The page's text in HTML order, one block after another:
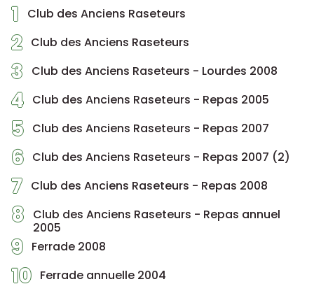
1 Club des Anciens Raseteurs
2 Club des Anciens Raseteurs
3 Club des Anciens Raseteurs - Lourdes 2008
4 Club des Anciens Raseteurs - Repas 2005
5 Club des Anciens Raseteurs - Repas 2007
6 Club des Anciens Raseteurs - Repas 2007 (2)
7 Club des Anciens Raseteurs - Repas 2008
8
Club des Anciens Raseteurs - Repas annuel
2005
9 Ferrade 2008
10 Ferrade annuelle 2004